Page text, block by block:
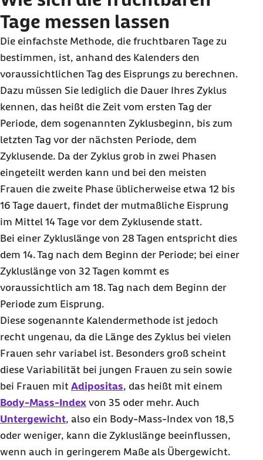
Tage messen lassen
Die einfachste Methode, die fruchtbaren Tage zu
bestimmen, ist, anhand des Kalenders den
voraussichtlichen Tag des Eisprungs zu berechnen.
Dazu müssen Sie lediglich die Dauer Ihres Zyklus
kennen, das heißt die Zeit vom ersten Tag der
Periode, dem sogenannten Zyklusbeginn, bis zum
letzten Tag vor der nächsten Periode, dem
Zyklusende. Da der Zyklus grob in zwei Phasen
eingeteilt werden kann und bei den meisten
Frauen die zweite Phase üblicherweise etwa 12 bis
16 Tage dauert, findet der mutmaßliche Eisprung
im Mittel 14 Tage vor dem Zyklusende statt.
Bei einer Zykluslänge von 28 Tagen entspricht dies
dem 14. Tag nach dem Beginn der Periode; bei einer
Zykluslänge von 32 Tagen kommt es
voraussichtlich am 18. Tag nach dem Beginn der
Periode zum Eisprung.
Diese sogenannte Kalendermethode ist jedoch
recht ungenau, da die Länge des Zyklus bei vielen
Frauen sehr variabel ist. Besonders groß scheint
diese Variabilität bei jungen Frauen zu sein sowie
bei Frauen mit Adipositas, das heißt mit einem
Body-Mass-Index von 35 oder mehr. Auch
Untergewicht, also ein Body-Mass-Index von 18,5
oder weniger, kann die Zykluslänge beeinflussen,
wenn auch in geringerem Maße als Übergewicht.